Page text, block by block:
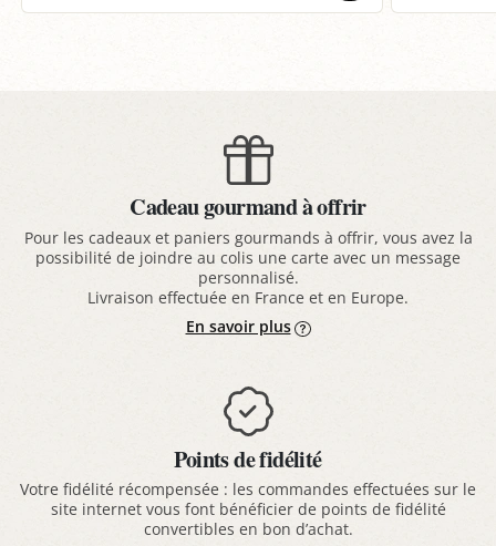
Cadeau gourmand à offrir
Pour les cadeaux et paniers gourmands à offrir, vous avez la
possibilité de joindre au colis une carte avec un message
personnalisé.
Livraison effectuée en France et en Europe.
En savoir plus
Points de fidélité
Votre fidélité récompensée : les commandes effectuées sur le
site internet vous font bénéficier de points de fidélité
convertibles en bon d’achat.